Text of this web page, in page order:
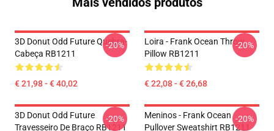
3D Donut Odd Future Quebra-
Cabeça RB1211
€ 21,98 - € 40,02
-20%
Loira - Frank Ocean Throw
Pillow RB1211
€ 22,08 - € 26,68
-20%
3D Donut Odd Future
Travesseiro De Braço RB1211
-20%
Meninos - Frank Ocean
Pullover Sweatshirt RB1211
-20%